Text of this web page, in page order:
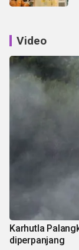
Video
Karhutla
diperpanjang